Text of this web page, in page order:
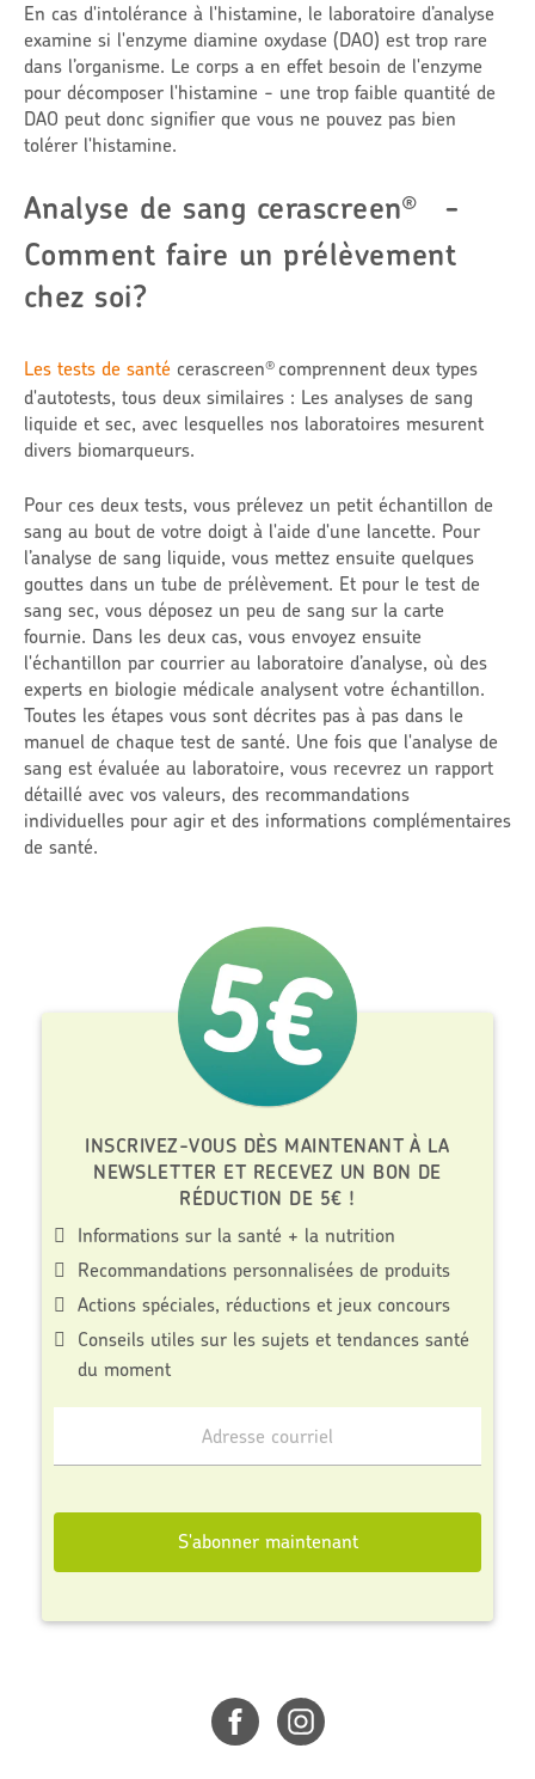
En cas d'intolérance à l'histamine, le laboratoire d’analyse
examine si l'enzyme diamine oxydase (DAO) est trop rare
dans l’organisme. Le corps a en effet besoin de l'enzyme
pour décomposer l'histamine - une trop faible quantité de
DAO peut donc signifier que vous ne pouvez pas bien
tolérer l'histamine.
Analyse de sang cerascreen®
-
Comment faire un prélèvement
chez soi?
Les tests de santé cerascreen® comprennent deux types
d'autotests, tous deux similaires : Les analyses de sang
liquide et sec, avec lesquelles nos laboratoires mesurent
divers biomarqueurs.
Pour ces deux tests, vous prélevez un petit échantillon de
sang au bout de votre doigt à l'aide d'une lancette. Pour
l’analyse de sang liquide, vous mettez ensuite quelques
gouttes dans un tube de prélèvement. Et pour le test de
sang sec, vous déposez un peu de sang sur la carte
fournie. Dans les deux cas, vous envoyez ensuite
l'échantillon par courrier au laboratoire d’analyse, où des
experts en biologie médicale analysent votre échantillon.
Toutes les étapes vous sont décrites pas à pas dans le
manuel de chaque test de santé. Une fois que l'analyse de
sang est évaluée au laboratoire, vous recevrez un rapport
détaillé avec vos valeurs, des recommandations
individuelles pour agir et des informations complémentaires
de santé.
INSCRIVEZ-VOUS DÈS MAINTENANT À LA
NEWSLETTER ET RECEVEZ UN BON DE
RÉDUCTION DE 5€ !
Informations sur la santé + la nutrition
Recommandations personnalisées de produits
Actions spéciales, réductions et jeux concours
Conseils utiles sur les sujets et tendances santé
du moment
notre
S'abonner maintenant